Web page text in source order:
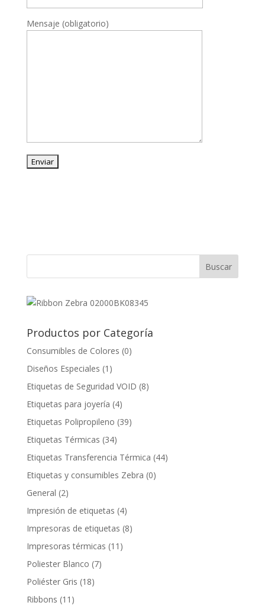
Mensaje (obligatorio)
Productos por Categoría
Consumibles de Colores (0)
Diseños Especiales (1)
Etiquetas de Seguridad VOID (8)
Etiquetas para joyería (4)
Etiquetas Polipropileno (39)
Etiquetas Térmicas (34)
Etiquetas Transferencia Térmica (44)
Etiquetas y consumibles Zebra (0)
General (2)
Impresión de etiquetas (4)
Impresoras de etiquetas (8)
Impresoras térmicas (11)
Poliester Blanco (7)
Poliéster Gris (18)
Ribbons (11)